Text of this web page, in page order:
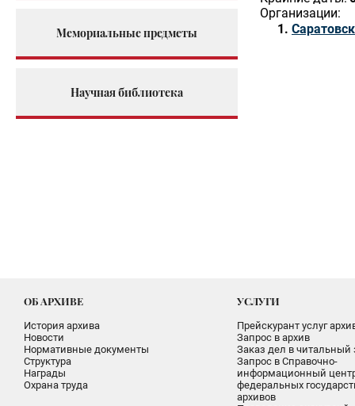
Мемориальные предметы
Научная библиотека
Организации:
ОБ АРХИВЕ
История архива
Новости
Нормативные документы
Структура
Награды
Охрана труда
УСЛУГИ
Прейскурант услуг
Запрос в архив
Заказ дел в читальный
Запрос в Справочно-
информационный
федеральных
архивов